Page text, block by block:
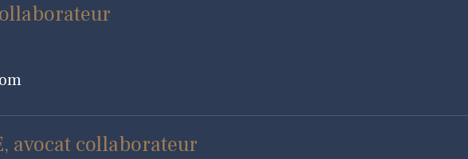
avocat collaborateur